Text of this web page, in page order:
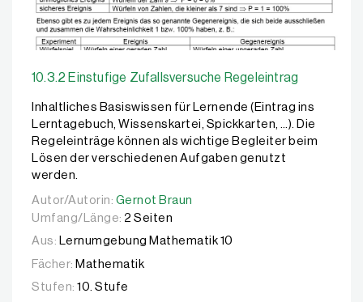
10.3.2 Einstufige Zufallsversuche Regeleintrag
Inhaltliches Basiswissen für Lernende (Eintrag ins
Lerntagebuch, Wissenskartei, Spickkarten, …). Die
Regeleinträge können als wichtige Begleiter beim
Lösen der verschiedenen Aufgaben genutzt
werden.
Autor/Autorin: Gernot Braun
Autor/Autorin: Gernot Braun
Umfang/Länge: 2 Seiten
Aus: Lernumgebung Mathematik 10
Fächer: Mathematik
Stufen: 10. Stufe